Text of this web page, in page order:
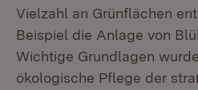
Vielzahl an Grünflächen
Beispiel die Anlage von
Wichtige Grundlagen
ökologische Pflege der